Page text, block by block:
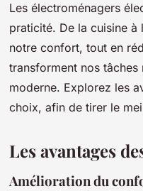
Les électroménagers
praticité. De la cuisine
notre confort, tout en
transforment nos
moderne. Explorez les
choix, afin de tirer le
Les avantages
Amélioration du